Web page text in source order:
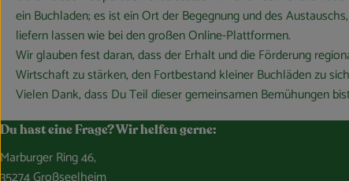
ein Buchladen; es ist ein Ort der Begegnung und des
liefern lassen wie bei den großen Online-Plattformen.
Wir glauben fest daran, dass der Erhalt und die Förderung
Wirtschaft zu stärken, den Fortbestand kleiner Buchläden zu
Vielen Dank, dass Du Teil dieser gemeinsamen Bemühungen
Du hast eine Frage? Wir helfen gerne:
Marburger Ring 46,